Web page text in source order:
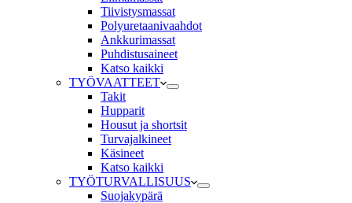
Tiivistysmassat
Polyuretaanivaahdot
Ankkurimassat
Puhdistusaineet
Katso kaikki
TYÖVAATTEET
Takit
Hupparit
Housut ja shortsit
Turvajalkineet
Käsineet
Katso kaikki
TYÖTURVALLISUUS
Suojakypärä